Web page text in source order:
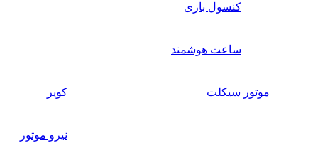
کنسول بازی
ساعت هوشمند
موتور سیکلت کویر
نیرو موتور